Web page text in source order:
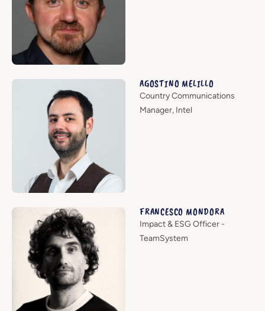
AGOSTINO MELILLO
Country Communications
Manager, Intel
FRANCESCO MONDORA
Impact & ESG Officer -
TeamSystem